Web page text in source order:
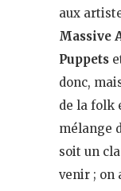
aux
Massive
Puppets
donc,
de la folk
mélange
soit un
venir ; on